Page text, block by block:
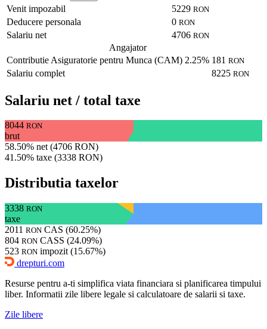
Venit impozabil 5229 RON
Deducere personala 0 RON
Salariu net 4706 RON
Angajator
Contributie Asiguratorie pentru Munca (CAM) 2.25% 181 RON
Salariu complet 8225 RON
Salariu net / total taxe
8044 RON
brut
58.50% net (4706 RON)
41.50% taxe (3338 RON)
Distributia taxelor
3338 RON
taxe
2011 RON CAS (60.25%)
804 RON CASS (24.09%)
523 RON impozit (15.67%)
drepturi.com
Resurse pentru a-ti simplifica viata financiara si planificarea timpului
liber. Informatii zile libere legale si calculatoare de salarii si taxe.
Zile libere